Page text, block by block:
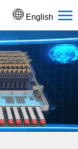
English